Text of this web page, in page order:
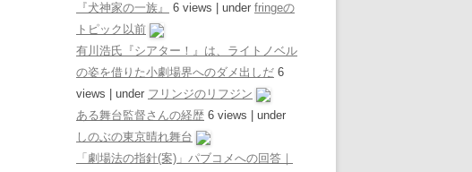
『犬神家の一族』
6 views under fringeの
トピック以前
有川浩氏『シアター！』は、ライトノベル
の姿を借りた小劇場界へのダメ出しだ 6
views
under フリンジのリフジン
ある舞台監督さんの経歴 6 views
under
しのぶの東京晴れ舞台
「劇場法の指針(案)」パブコメへの回答｜